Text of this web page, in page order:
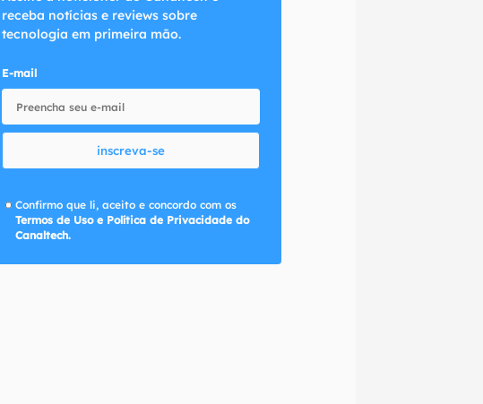
receba notícias e reviews sobre
tecnologia em primeira mão.
E-mail
inscreva-se
Confirmo que li, aceito e concordo com os
Termos de Uso e Política de Privacidade do
Canaltech.